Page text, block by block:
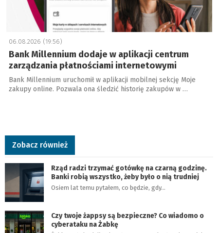
06.08.2026 (19:56)
Bank Millennium dodaje w aplikacji centrum
zarządzania płatnościami internetowymi
Bank Millennium uruchomił w aplikacji mobilnej sekcję Moje
zakupy online. Pozwala ona śledzić historię zakupów w …
Zobacz również
Rząd radzi trzymać gotówkę na czarną godzinę.
Banki robią wszystko, żeby było o nią trudniej
Osiem lat temu pytałem, co będzie, gdy…
Czy twoje żappsy są bezpieczne? Co wiadomo o
cyberataku na Żabkę